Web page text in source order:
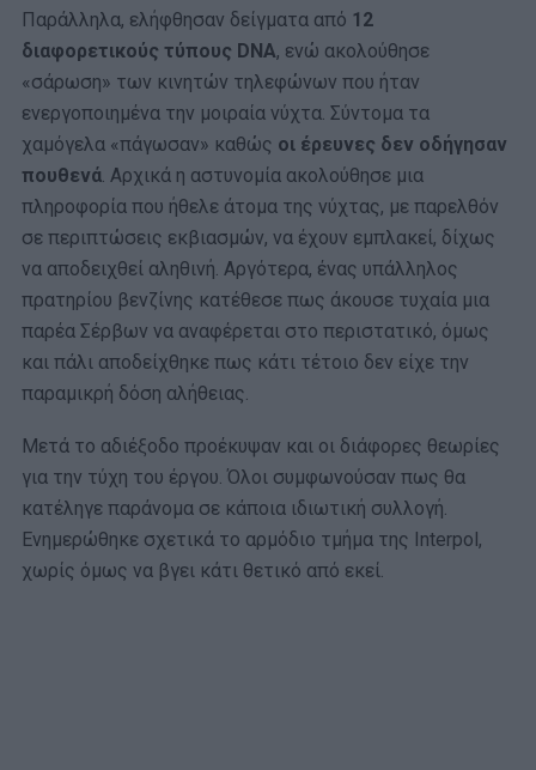
Παράλληλα, ελήφθησαν δείγματα από 12
διαφορετικούς τύπους DNA, ενώ ακολούθησε
«σάρωση» των κινητών τηλεφώνων που ήταν
ενεργοποιημένα την μοιραία νύχτα. Σύντομα τα
χαμόγελα «πάγωσαν» καθώς οι έρευνες δεν οδήγησαν
πουθενά. Αρχικά η αστυνομία ακολούθησε μια
πληροφορία που ήθελε άτομα της νύχτας, με παρελθόν
σε περιπτώσεις εκβιασμών, να έχουν εμπλακεί, δίχως
να αποδειχθεί αληθινή. Αργότερα, ένας υπάλληλος
πρατηρίου βενζίνης κατέθεσε πως άκουσε τυχαία μια
παρέα Σέρβων να αναφέρεται στο περιστατικό, όμως
και πάλι αποδείχθηκε πως κάτι τέτοιο δεν είχε την
παραμικρή δόση αλήθειας.
Μετά το αδιέξοδο προέκυψαν και οι διάφορες θεωρίες
για την τύχη του έργου. Όλοι συμφωνούσαν πως θα
κατέληγε παράνομα σε κάποια ιδιωτική συλλογή.
Ενημερώθηκε σχετικά το αρμόδιο τμήμα της Interpol,
χωρίς όμως να βγει κάτι θετικό από εκεί.